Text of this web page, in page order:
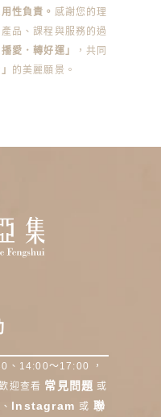
性負責。 感謝您的理
品、課程與服務的過
愛．轉好運」
，共同
的美麗願景。
、14:00～17:00 ，
迎查看 常見問題 或
、 Instagram 或 聯